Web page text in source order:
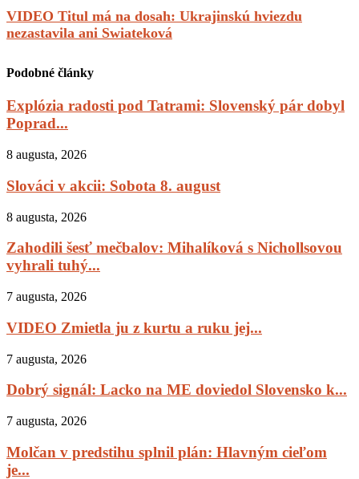
VIDEO Titul má na dosah: Ukrajinskú hviezdu
nezastavila ani Swiateková
Podobné články
Explózia radosti pod Tatrami: Slovenský pár dobyl
Poprad...
8 augusta, 2026
Slováci v akcii: Sobota 8. august
8 augusta, 2026
Zahodili šesť mečbalov: Mihalíková s Nichollsovou
vyhrali tuhý...
7 augusta, 2026
VIDEO Zmietla ju z kurtu a ruku jej...
7 augusta, 2026
Dobrý signál: Lacko na ME doviedol Slovensko k...
7 augusta, 2026
Molčan v predstihu splnil plán: Hlavným cieľom
je...